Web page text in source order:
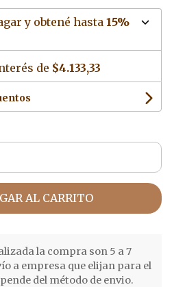
y obtené hasta 15%
de $4.133,33
AL CARRITO
la compra son 5 a 7
a empresa que elijan para el
del método de envio.